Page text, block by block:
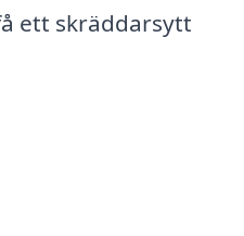
ett skräddarsytt